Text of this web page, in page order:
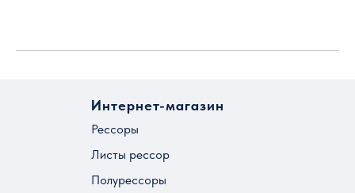
Интернет-магазин
Рессоры
Листы рессор
Полурессоры